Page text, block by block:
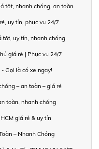
tốt, nhanh chóng, an toàn
uy tín, phục vụ 24/7
tốt, uy tín, nhanh chóng
giá rẻ | Phục vụ 24/7
Gọi là có xe ngay!
– an toàn – giá rẻ
toàn, nhanh chóng
giá rẻ & uy tín
– Nhanh Chóng